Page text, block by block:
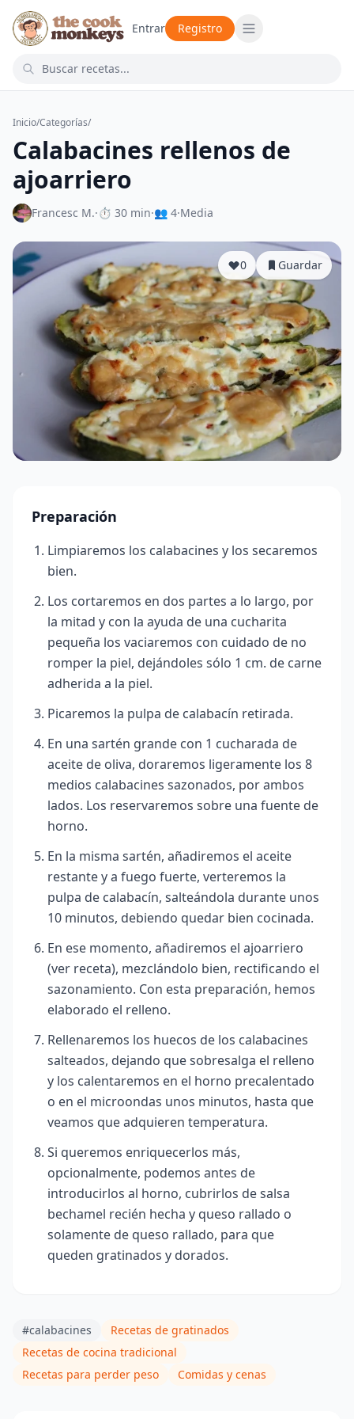
Entrar Registro
Inicio/Categorías/
Calabacines rellenos de
ajoarriero
Francesc M.·⏱ 30 min·👥 4·Media
0 Guardar
Preparación
Limpiaremos los calabacines y los secaremos
bien.
Los cortaremos en dos partes a lo largo, por
la mitad y con la ayuda de una cucharita
pequeña los vaciaremos con cuidado de no
romper la piel, dejándoles sólo 1 cm. de carne
adherida a la piel.
Picaremos la pulpa de calabacín retirada.
En una sartén grande con 1 cucharada de
aceite de oliva, doraremos ligeramente los 8
medios calabacines sazonados, por ambos
lados. Los reservaremos sobre una fuente de
horno.
En la misma sartén, añadiremos el aceite
restante y a fuego fuerte, verteremos la
pulpa de calabacín, salteándola durante unos
10 minutos, debiendo quedar bien cocinada.
En ese momento, añadiremos el ajoarriero
(ver receta), mezclándolo bien, rectificando el
sazonamiento. Con esta preparación, hemos
elaborado el relleno.
Rellenaremos los huecos de los calabacines
salteados, dejando que sobresalga el relleno
y los calentaremos en el horno precalentado
o en el microondas unos minutos, hasta que
veamos que adquieren temperatura.
Si queremos enriquecerlos más,
opcionalmente, podemos antes de
introducirlos al horno, cubrirlos de salsa
bechamel recién hecha y queso rallado o
solamente de queso rallado, para que
queden gratinados y dorados.
#calabacines
Recetas de gratinados
Recetas de cocina tradicional
Recetas para perder peso
Comidas y cenas